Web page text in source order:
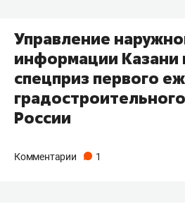
Управление
информации Казани
спецприз первого
России
Комментарии 1